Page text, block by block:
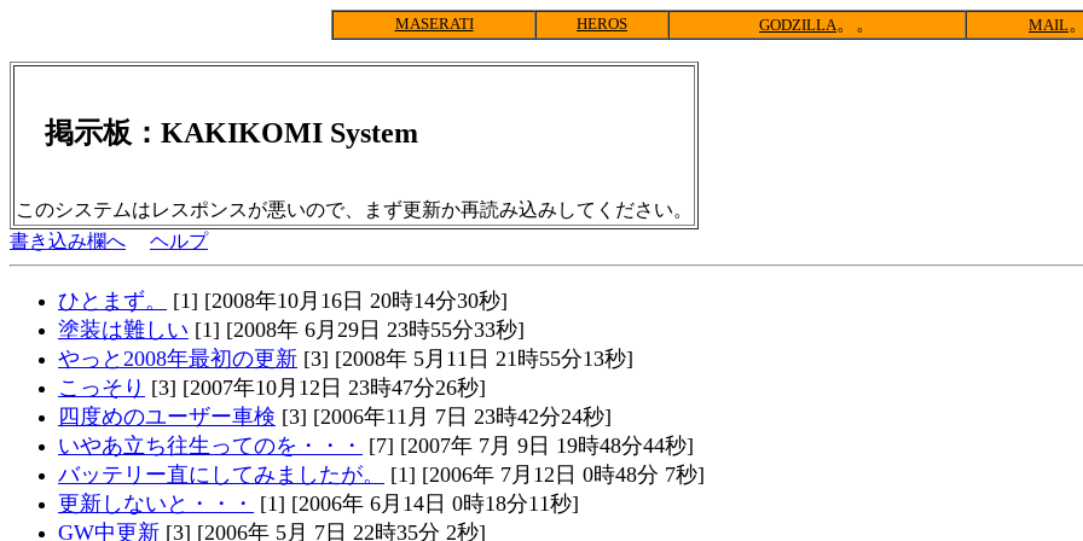
MASERATI HEROS GODZILLA。。 MAIL
掲示板：KAKIKOMI System
このシステムはレスポンスが悪いので、まず更新か再読み込みしてください。
書き込み欄へ
ヘルプ
ひとまず。
[1] [2008年10月16日 20時14分30秒]
塗装は難しい [1] [2008年 6月29日 23時55分33秒]
やっと2008年最初の更新 [3] [2008年 5月11日 21時55分13秒]
こっそり [3] [2007年10月12日 23時47分26秒]
四度めのユーザー車検 [3] [2006年11月 7日 23時42分24秒]
いやあ立ち往生ってのを・・・
[7] [2007年 7月 9日 19時48分44秒]
バッテリー直にしてみましたが。
[1] [2006年 7月12日 0時48分 7秒]
更新しないと・・・
[1] [2006年 6月14日 0時18分11秒]
GW中更新 [3] [2006年 5月 7日 22時35分 2秒]